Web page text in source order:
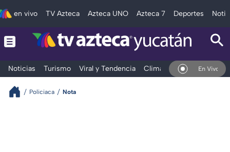
en vivo TV Azteca Azteca UNO Azteca 7 Deportes
Noticias Turismo Viral y Tendencia Clima DeportesEn Vivo
Policiaca Nota